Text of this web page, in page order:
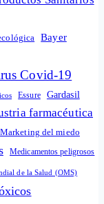
Bayer
Covid-19
Essure Gardasil
farmacéutica
Marketing del miedo
Medicamentos peligrosos
de la Salud (OMS)